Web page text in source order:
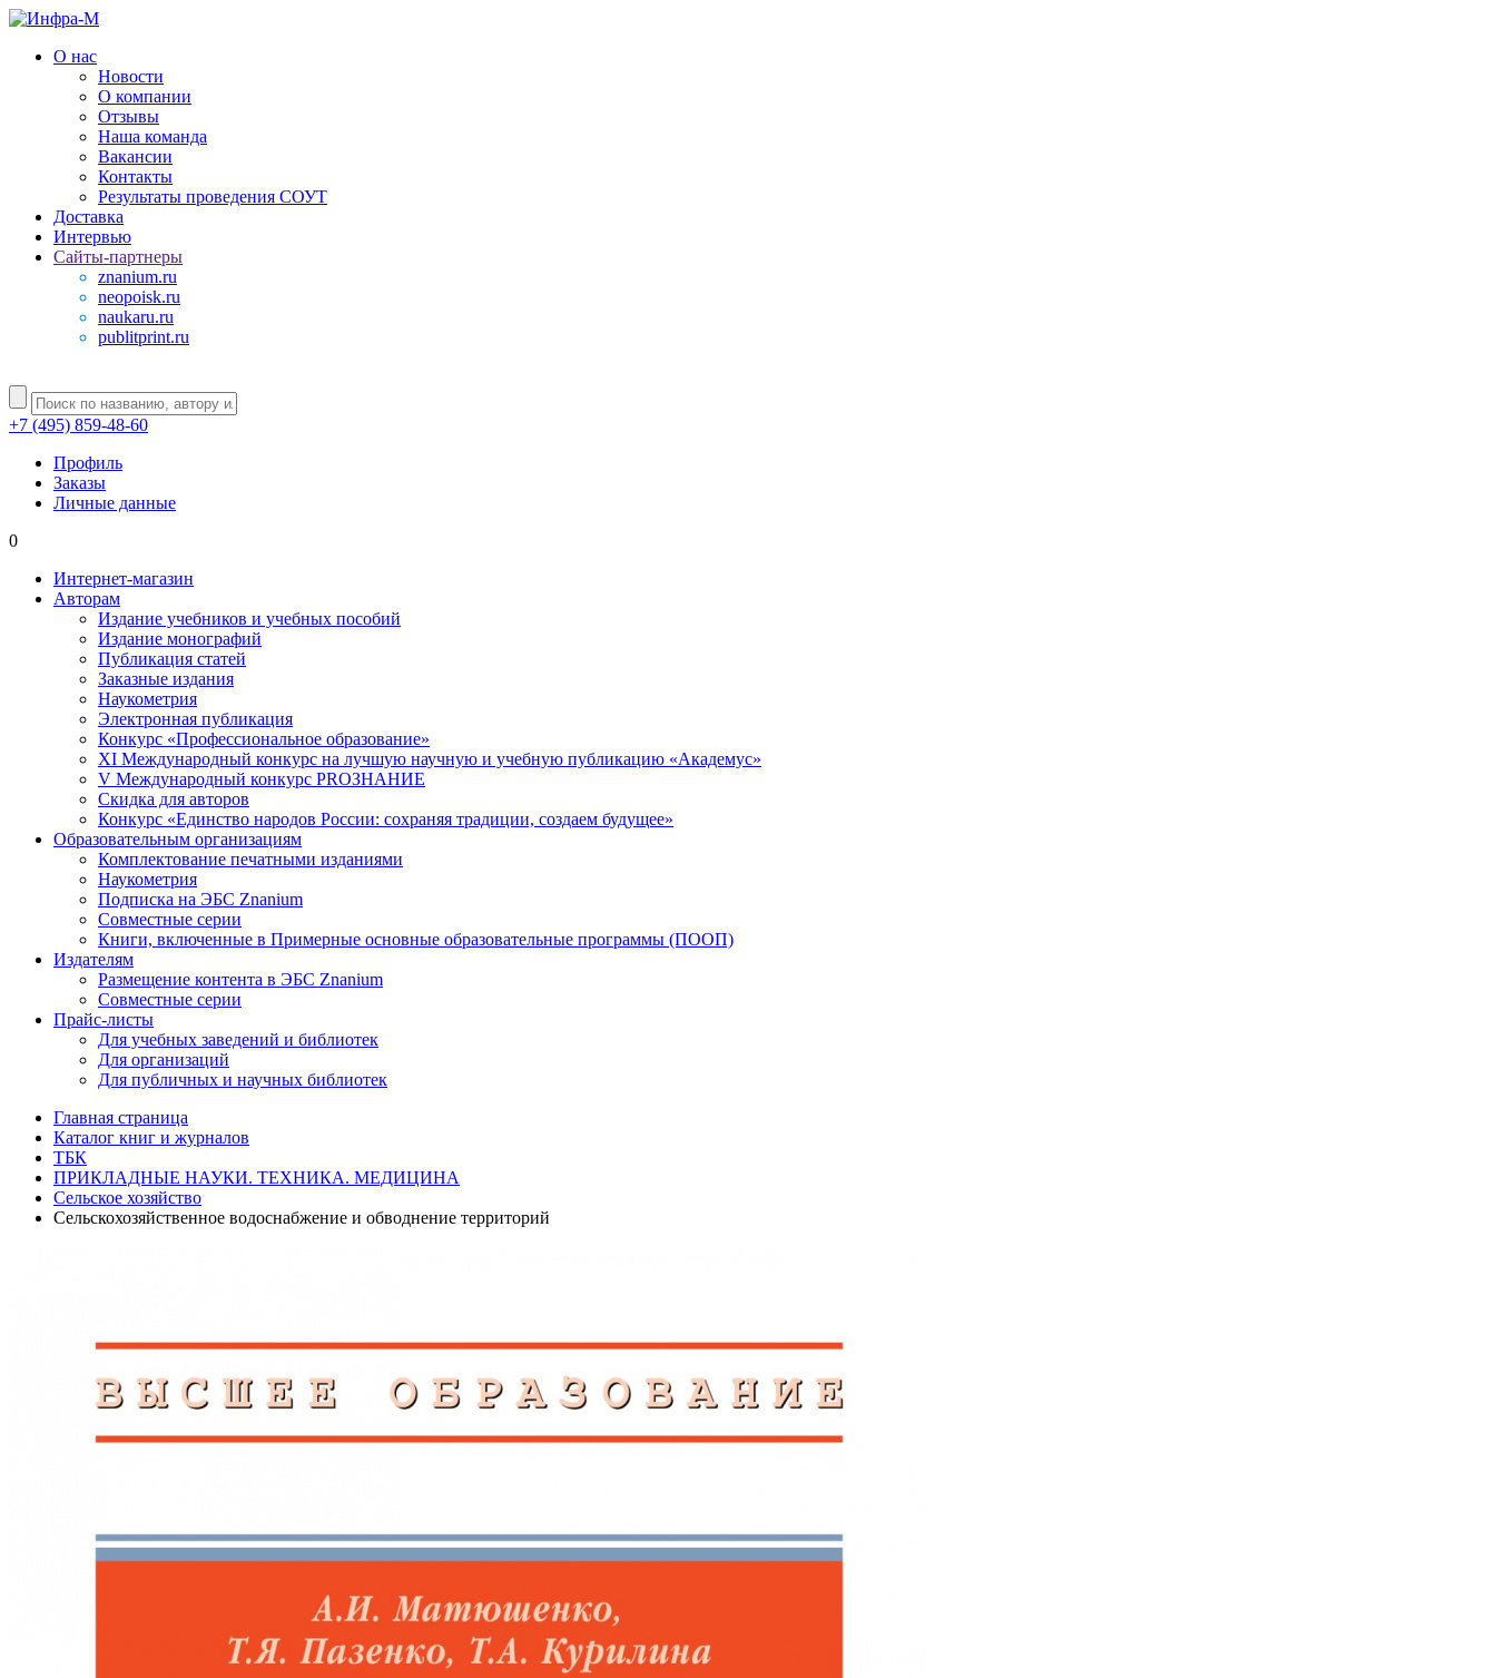
О нас
Новости
О компании
Отзывы
Наша команда
Вакансии
Контакты
Результаты проведения СОУТ
Доставка
Интервью
Сайты-партнеры
znanium.ru
neopoisk.ru
naukaru.ru
publitprint.ru
+7 (495) 859-48-60
Профиль
Заказы
Личные данные
0
Интернет-магазин
Авторам
Издание учебников и учебных пособий
Издание монографий
Публикация статей
Заказные издания
Наукометрия
Электронная публикация
Конкурс «Профессиональное образование»
XI Международный конкурс на лучшую научную и учебную публикацию «Академус»
V Международный конкурс PROЗНАНИЕ
Скидка для авторов
Конкурс «Единство народов России: сохраняя традиции, создаем будущее»
Образовательным организациям
Комплектование печатными изданиями
Наукометрия
Подписка на ЭБС Znanium
Совместные серии
Книги, включенные в Примерные основные образовательные программы (ПООП)
Издателям
Размещение контента в ЭБС Znanium
Совместные серии
Прайс-листы
Для учебных заведений и библиотек
Для организаций
Для публичных и научных библиотек
Главная страница
Каталог книг и журналов
ТБК
ПРИКЛАДНЫЕ НАУКИ. ТЕХНИКА. МЕДИЦИНА
Сельское хозяйство
Сельскохозяйственное водоснабжение и обводнение территорий